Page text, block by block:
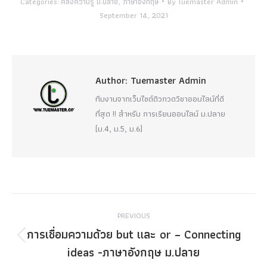
September 14, 2021
Author: Tuemaster Admin
ทีมงานจากเว็บไซต์ติวกวดวิชาออนไลน์ที่ดี
ที่สุด !! สำหรับ การเรียนออนไลน์ ม.ปลาย
(ม.4, ม.5, ม.6)
navigation
PREVIOUS
Previous
post:
การเชื่อมความด้วย but และ or – Connecting
ideas -ภาษาอังกฤษ ม.ปลาย